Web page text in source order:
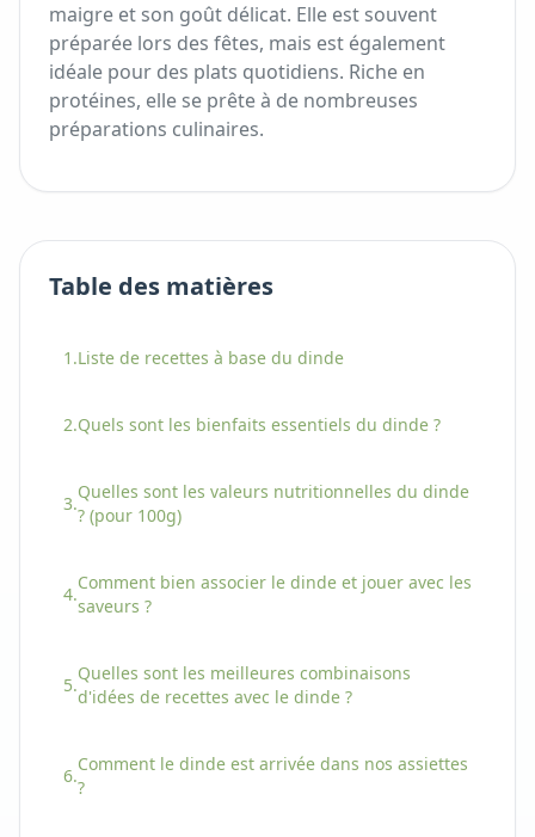
maigre et son goût délicat. Elle est souvent
préparée lors des fêtes, mais est également
idéale pour des plats quotidiens. Riche en
protéines, elle se prête à de nombreuses
préparations culinaires.
Table des matières
1.Liste de recettes à base du dinde
2.Quels sont les bienfaits essentiels du dinde ?
3.
Quelles sont les valeurs nutritionnelles du dinde
? (pour 100g)
4.
Comment bien associer le dinde et jouer avec les
saveurs ?
5.
Quelles sont les meilleures combinaisons
d'idées de recettes avec le dinde ?
6.
Comment le dinde est arrivée dans nos assiettes
?